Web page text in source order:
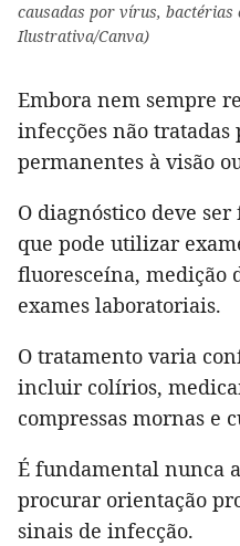
causadas por vírus, bactérias
Ilustrativa/Canva)
Embora nem sempre
infecções não tratadas
permanentes à visão
O diagnóstico deve
que pode utilizar
fluoresceína, medição
exames laboratoriais.
O tratamento varia
incluir colírios,
compressas mornas e
É fundamental nunca
procurar orientação
sinais de infecção.